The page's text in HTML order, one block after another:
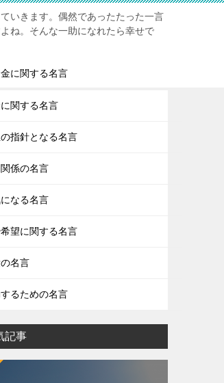
いきます。偶然であったたった一言
ね。そんな一助になれたら幸せで
に関する名言
関する名言
の指針となる名言
関係の名言
なる名言
望に関する名言
名言
るための名言
記事